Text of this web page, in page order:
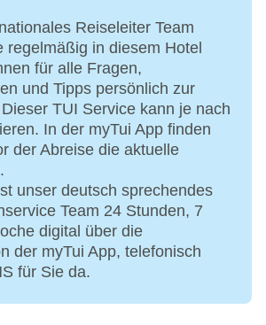
Reiseleiter Team
regelmäßig in diesem Hotel
für alle Fragen,
und Tipps persönlich zur
TUI Service kann je nach
In der myTui App finden
der Abreise die aktuelle
unser deutsch sprechendes
Team 24 Stunden, 7
digital über die
der myTui App, telefonisch
für Sie da.